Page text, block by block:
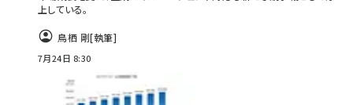
上している。
鳥栖 剛[執筆]
7月24日 8:30